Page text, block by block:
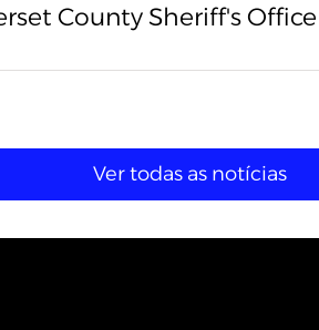
County Sheriff's Office
Ver todas as notícias